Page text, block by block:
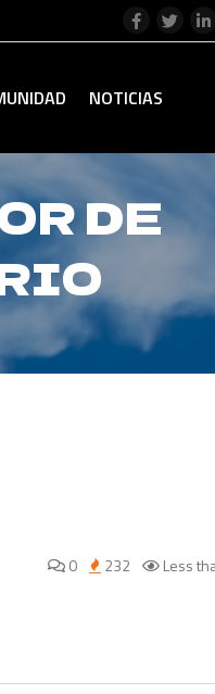
NOTICIAS
DE
0 232 Less